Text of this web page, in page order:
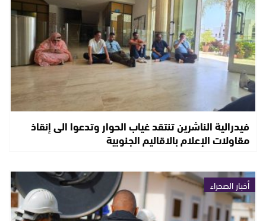
فيدرالية الناشرين تنتقد غياب الحوار وتدعوا الى إنقاذ
مقاولات الإعلام بالاقاليم الجنوبية
أخبار الصحراء